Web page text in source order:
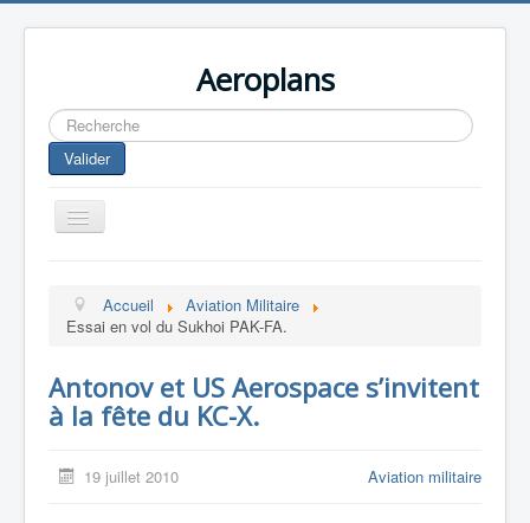
Aeroplans
Rechercher
Valider
Toggle
Navigation
Aviation Commerciale
Aviation Militaire
Drones
Accueil
Aviation Militaire
Essai en vol du Sukhoi PAK-FA.
Antonov et US Aerospace s’invitent
à la fête du KC-X.
19 juillet 2010 Aviation militaire